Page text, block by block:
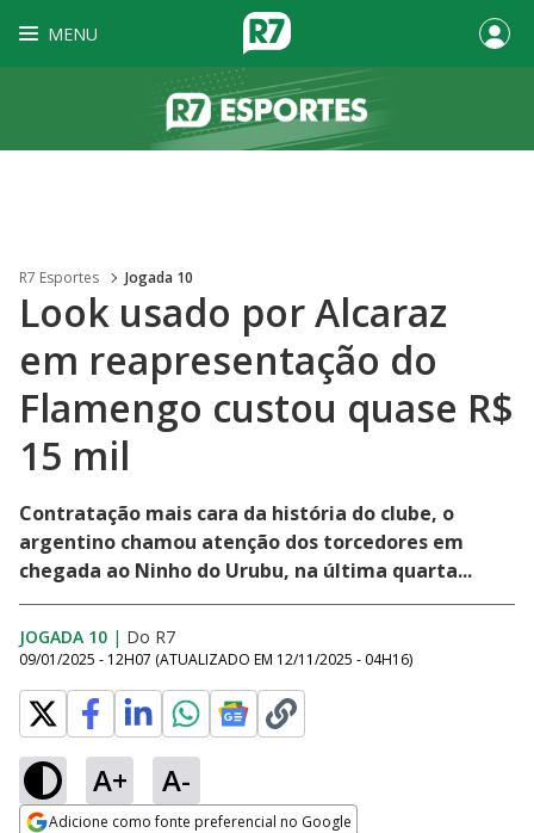
MENU
R7 Esportes Jogada 10
Look usado por Alcaraz
em reapresentação do
Flamengo custou quase R$
15 mil
Contratação mais cara da história do clube, o
argentino chamou atenção dos torcedores em
chegada ao Ninho do Urubu, na última quarta...
JOGADA 10 | Do R7
09/01/2025 - 12H07 (ATUALIZADO EM 12/11/2025 - 04H16)
A+ A-
Adicione como fonte preferencial no Google